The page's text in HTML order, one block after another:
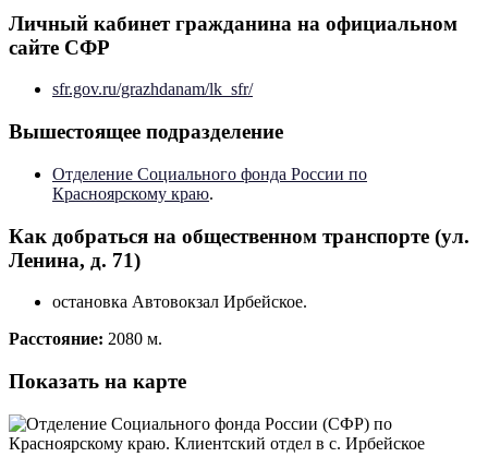
Личный кабинет гражданина на официальном
сайте СФР
sfr.gov.ru/grazhdanam/lk_sfr/
Вышестоящее подразделение
Отделение Социального фонда России по
Красноярскому краю.
Как добраться на общественном транспорте (ул.
Ленина, д. 71)
остановка Автовокзал Ирбейское.
Расстояние: 2080 м.
Показать на карте